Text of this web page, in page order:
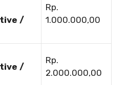
/
Rp.
1.000.000,00
/
Rp.
2.000.000,00